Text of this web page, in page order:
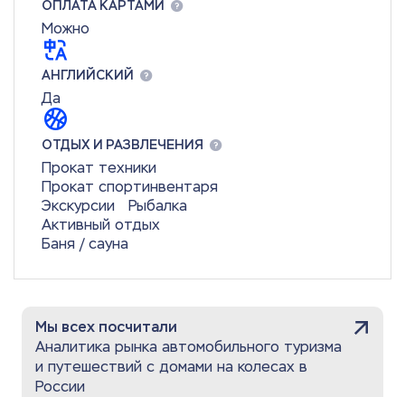
ОПЛАТА КАРТАМИ
Можно
АНГЛИЙСКИЙ
Да
ОТДЫХ И РАЗВЛЕЧЕНИЯ
Прокат техники
Прокат спортинвентаря
Экскурсии
Рыбалка
Активный отдых
Баня / сауна
Мы всех посчитали
Аналитика рынка автомобильного туризма
и путешествий с домами на колесах в
России